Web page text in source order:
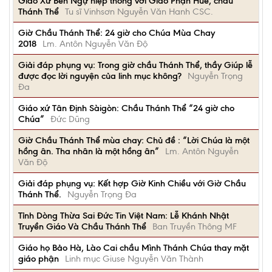
Thánh Thể Tu sĩ Vinhsơn Nguyễn Văn Hanh CSC.
Giờ Chầu Thánh Thể: 24 giờ cho Chúa Mùa Chay
2018
Lm. Antôn Nguyễn Văn Độ
Giải đáp phụng vụ: Trong giờ chầu Thánh Thể, thầy Giúp lễ
được đọc lời nguyện của linh mục không?
Nguyễn Trọng
Đa
Giáo xứ Tân Định Sàigòn: Chầu Thánh Thể “24 giờ cho
Chúa”
Đức Dũng
Giờ Chầu Thánh Thể mùa chay: Chủ đề : “Lời Chúa là một
hồng ân. Tha nhân là một hồng ân”
Lm. Antôn Nguyễn
Văn Độ
Giải đáp phụng vụ: Kết hợp Giờ Kinh Chiều với Giờ Chầu
Thánh Thể.
Nguyễn Trọng Đa
Tỉnh Dòng Thừa Sai Đức Tin Việt Nam: Lễ Khánh Nhật
Truyền Giáo Và Chầu Thánh Thể
Ban Truyền Thông MF
Giáo họ Bảo Hà, Lào Cai chầu Mình Thánh Chúa thay mặt
giáo phận
Linh mục Giuse Nguyễn Văn Thành